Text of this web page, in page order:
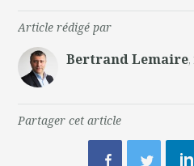
Article rédigé par
Bertrand Lemaire,
Partager cet article